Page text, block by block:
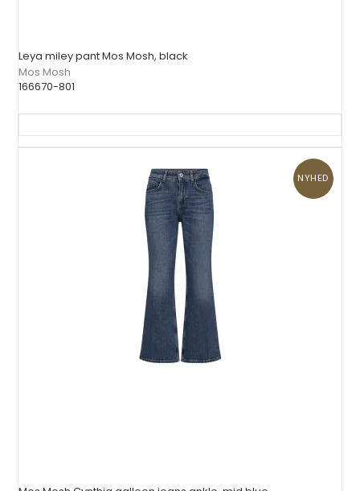
Leya miley pant Mos Mosh, black
Mos Mosh
166670-801
NYHED